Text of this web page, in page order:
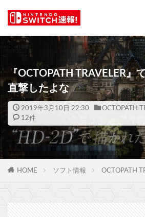
『OCTOPATH TRAVELER』
直撃したよな
2019年3月10日 22:30 OCTOPATH
12件
HOME ソフト情報 OCTOPATH